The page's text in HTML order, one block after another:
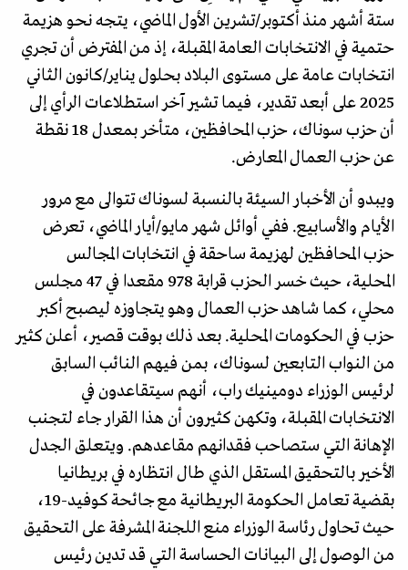
ستة أشهر منذ أكتوبر/تشرين الأول الماضي، يتجه نحو هزيمة
حتمية في الانتخابات العامة المقبلة، إذ من المفترض أن تجري
انتخابات عامة على مستوى البلاد بحلول يناير/كانون الثاني
2025 على أبعد تقدير، فيما تشير آخر استطلاعات الرأي إلى
أن حزب سوناك، حزب المحافظين، متأخر بمعدل 18 نقطة
عن حزب العمال المعارض.
ويبدو أن الأخبار السيئة بالنسبة لسوناك تتوالى مع مرور
الأيام والأسابيع. ففي أوائل شهر مايو/أيار الماضي، تعرض
حزب المحافظين لهزيمة ساحقة في انتخابات المجالس
المحلية، حيث خسر الحزب قرابة 978 مقعدا في 47 مجلس
محلي، كما شاهد حزب العمال وهو يتجاوزه ليصبح أكبر
حزب في الحكومات المحلية. بعد ذلك بوقت قصير، أعلن كثير
من النواب التابعين لسوناك، بمن فيهم النائب السابق
لرئيس الوزراء دومينيك راب، أنهم سيتقاعدون في
الانتخابات المقبلة، وتكهن كثيرون أن هذا القرار جاء لتجنب
الإهانة التي ستصاحب فقدانهم مقاعدهم. ويتعلق الجدل
الأخير بالتحقيق المستقل الذي طال انتظاره في بريطانيا
بقضية تعامل الحكومة البريطانية مع جائحة كوفيد-19،
حيث تحاول رئاسة الوزراء منع اللجنة المشرفة على التحقيق
من الوصول إلى البيانات الحساسة التي قد تدين رئيس